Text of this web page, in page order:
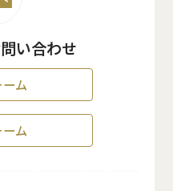
い合わせ
ム
ム